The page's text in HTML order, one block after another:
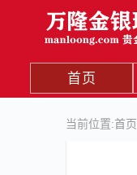
首页
当前位置:首页